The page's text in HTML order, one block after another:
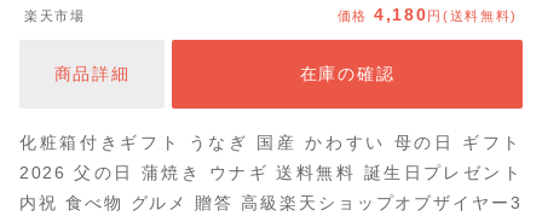
ント ウナギ 鰻 ひつまぶし 内祝 5000円 以内 お礼 御中元
楽天市場 価格 4,180円(送料無料)
商品詳細 在庫の確認
化粧箱付きギフト うなぎ 国産 かわすい 母の日 ギフト
2026 父の日 蒲焼き ウナギ 送料無料 誕生日プレゼント
内祝 食べ物 グルメ 贈答 高級楽天ショップオブザイヤー3